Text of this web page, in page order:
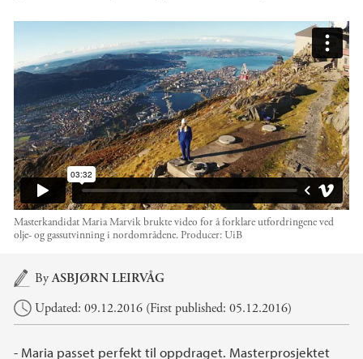
Geologiske utfordringer i Barentshavet
Masterkandidat Maria Marvik brukte video for å forklare utfordringene ved
olje- og gassutvinning i nordområdene. Producer:UiB
Main content
ByASBJØRN LEIRVÅG
Updated: 09.12.2016 (First published: 05.12.2016)
- Maria passet perfekt til oppdraget. Masterprosjektet